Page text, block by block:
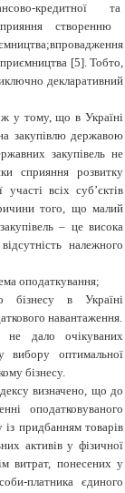
кредитної та
сприяння створенню
[5]. Тобто,
декларативний
у тому, що в Україні
закупівлю державою
закупівель не
сприяння розвитку
всіх суб’єктів
того, що малий
– цевисока
відсутність належного
а оподаткування;
бізнесу в Україні
навантаження.
дало очікуваних
вибору оптимальної
бізнесу.
визначено, що до
оподатковуваного
придбанням товарів
активів у фізичної
витрат, понесених у
платника єдиного